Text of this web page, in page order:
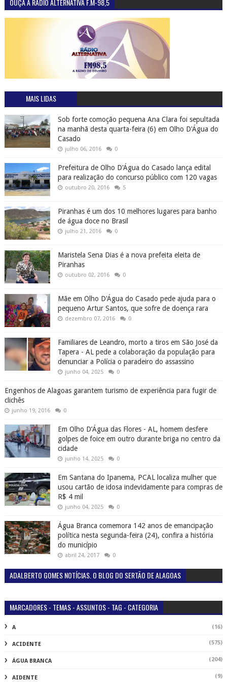
OUÇA A RÁDIO ALTERNATIVA F.M-98,5
MAIS LIDAS
Sob forte comoção pequena Ana Clara foi sepultada
na manhã desta quarta-feira (6) em Olho D'Água do
Casado
julho 06, 2016 0
Prefeitura de Olho D'Água do Casado lança edital
para realização do concurso público com 120 vagas
outubro 20, 2016 5
Piranhas é um dos 10 melhores lugares para banho
de água doce no Brasil
julho 21, 2016 0
Maristela Sena Dias é a nova prefeita eleita de
Piranhas
outubro 02, 2016 0
Mãe em Olho D'Água do Casado pede ajuda para o
pequeno Artur Santos, que sofre de doença rara
dezembro 07, 2016 0
Familiares de Leandro, morto a tiros em São José da
Tapera - AL pede a colaboração da população para
denunciar a Polícia o paradeiro do assassino
junho 04, 2025 0
Engenhos de Alagoas garantem turismo de experiência para fugir de
clichês
junho 19, 2016 0
Em Olho D’Água das Flores - AL, homem desfere
golpes de foice em outro durante briga no centro da
cidade
junho 14, 2025 0
Em Santana do Ipanema, PCAL localiza mulher que
usou cartão de idosa indevidamente para compras de
R$ 4 mil
junho 04, 2025 0
Água Branca comemora 142 anos de emancipação
política nesta segunda-feira (24), confira a história
do município
abril 24, 2017 0
ADALBERTO GOMES NOTÍCIAS. O BLOG DO SERTÃO DE ALAGOAS
MARCADORES - TEMAS - ASSUNTOS - TAG - CATEGORIA
A (16)
ACIDENTE (575)
ÁGUA BRANCA (204)
AIDENTE (9)